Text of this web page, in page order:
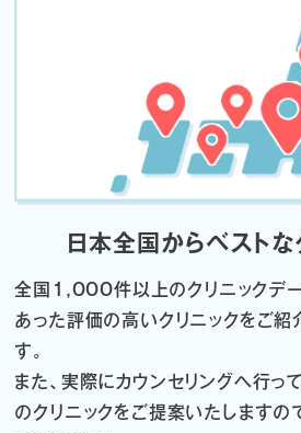
日本全国からベストな
全国1,000件以上のクリニックデ
あった評価の高いクリニックをご
す。
また、実際にカウンセリングへ行っ
のクリニックをご提案いたしますの